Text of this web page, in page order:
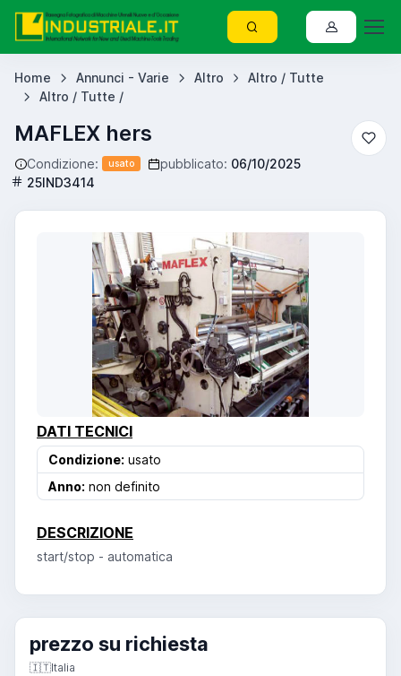
Home Annunci - Varie Altro
Altro / Tutte
Altro / Tutte /
MAFLEX hers
Condizione: usato pubblicato: 06/10/2025
25IND3414
DATI TECNICI
Condizione: usato
Anno: non definito
DESCRIZIONE
start/stop - automatica
prezzo su richiesta
🇮🇹Italia